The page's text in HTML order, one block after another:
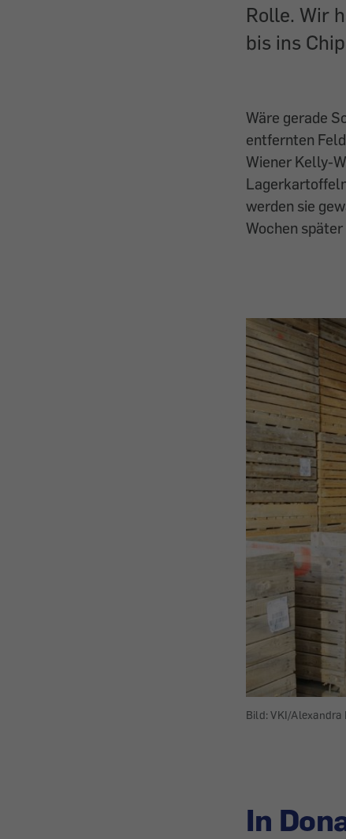
Rolle. Wir
bis ins
Wäre gerade
entfernten
Wiener Kelly-
werden sie
Wochen
Bild: VKI/
In